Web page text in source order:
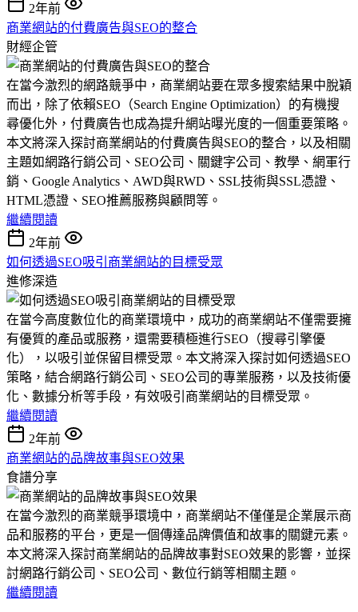
2年前
商業網站的付費廣告與SEO的整合
財經企管
在當今激烈的網路競爭中，商業網站要在眾多搜索結果中脫穎
而出，除了依賴SEO（Search Engine Optimization）的有機搜
尋優化外，付費廣告也成為提升網站曝光度的一個重要策略。
本文將深入探討商業網站的付費廣告與SEO的整合，以及相關
主題如網路行銷公司、SEO公司、關鍵字公司、教學、網軍行
銷、Google Analytics、AWD與RWD、SSL技術與SSL憑證、
HTML憑證、SEO推薦服務與顧問等。
繼續閱讀
2年前
如何透過SEO吸引商業網站的目標受眾
進修深造
在當今高度數位化的商業環境中，成功的商業網站不僅需要擁
有優質的產品或服務，還需要積極進行SEO（搜尋引擎優
化），以吸引並保留目標受眾。本文將深入探討如何透過SEO
策略，結合網路行銷公司、SEO公司的專業服務，以及技術優
化、數據分析等手段，有效吸引商業網站的目標受眾。
繼續閱讀
2年前
商業網站的品牌故事與SEO效果
食譜分享
在當今激烈的商業競爭環境中，商業網站不僅僅是企業展示商
品和服務的平台，更是一個傳達品牌價值和故事的關鍵元素。
本文將深入探討商業網站的品牌故事對SEO效果的影響，並探
討網路行銷公司、SEO公司、數位行銷等相關主題。
繼續閱讀